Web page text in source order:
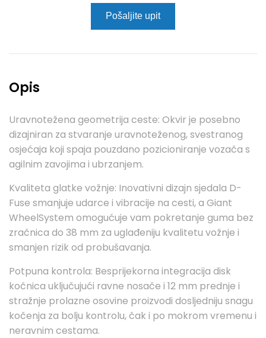
Pošaljite upit
Opis
Uravnotežena geometrija ceste: Okvir je posebno
dizajniran za stvaranje uravnoteženog, svestranog
osjećaja koji spaja pouzdano pozicioniranje vozača s
agilnim zavojima i ubrzanjem.
Kvaliteta glatke vožnje: Inovativni dizajn sjedala D-
Fuse smanjuje udarce i vibracije na cesti, a Giant
WheelSystem omogućuje vam pokretanje guma bez
zračnica do 38 mm za uglađeniju kvalitetu vožnje i
smanjen rizik od probušavanja.
Potpuna kontrola: Besprijekorna integracija disk
kočnica uključujući ravne nosače i 12 mm prednje i
stražnje prolazne osovine proizvodi dosljedniju snagu
kočenja za bolju kontrolu, čak i po mokrom vremenu i
neravnim cestama.